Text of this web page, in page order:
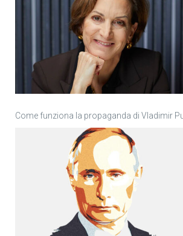
Come funziona la propaganda di Vladimir